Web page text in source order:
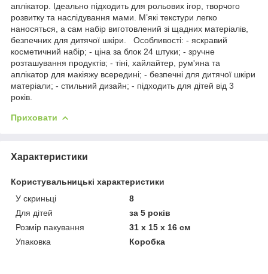
аплікатор. Ідеально підходить для рольових ігор, творчого
розвитку та наслідування мами. М’які текстури легко
наносяться, а сам набір виготовлений зі щадних матеріалів,
безпечних для дитячої шкіри. Особливості: - яскравий
косметичний набір; - ціна за блок 24 штуки; - зручне
розташування продуктів; - тіні, хайлайтер, рум'яна та
аплікатор для макіяжу всередині; - безпечні для дитячої шкіри
матеріали; - стильний дизайн; - підходить для дітей від 3
років.
Приховати
Характеристики
Користувальницькі характеристики
У скриньці
8
Для дітей
за 5 років
Розмір пакування
31 х 15 х 16 см
Упаковка
Коробка